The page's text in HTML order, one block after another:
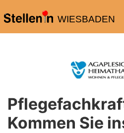
WIESBADEN
Kommen Sie